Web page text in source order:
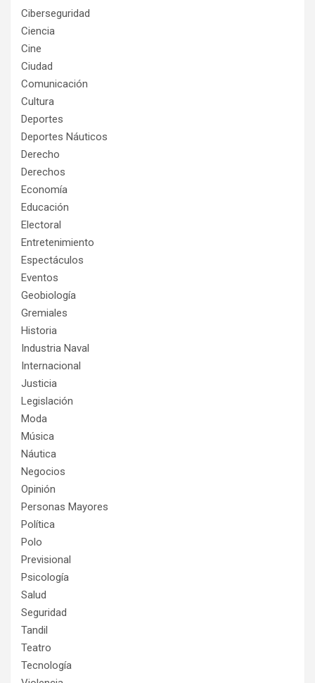
Ciberseguridad
Ciencia
Cine
Ciudad
Comunicación
Cultura
Deportes
Deportes Náuticos
Derecho
Derechos
Economía
Educación
Electoral
Entretenimiento
Espectáculos
Eventos
Geobiología
Gremiales
Historia
Industria Naval
Internacional
Justicia
Legislación
Moda
Música
Náutica
Negocios
Opinión
Personas Mayores
Política
Polo
Previsional
Psicología
Salud
Seguridad
Tandil
Teatro
Tecnología